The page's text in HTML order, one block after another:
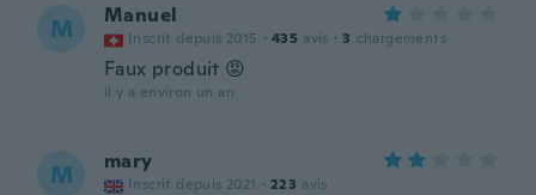
M Manuel
Inscrit depuis 2015 · 435 avis · 3 chargements
Faux produit 😡
il y a environ un an
M mary
Inscrit depuis 2021 · 223 avis